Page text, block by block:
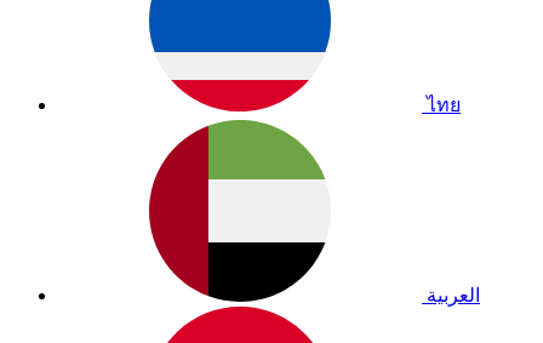
ไทย
العربية